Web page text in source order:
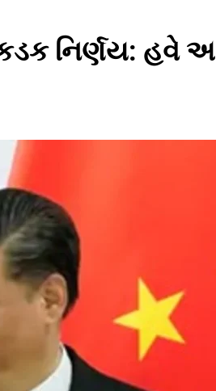
નિર્ણય: હવે